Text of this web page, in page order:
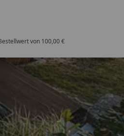
von 100,00 €
Shops
4,76/ 5